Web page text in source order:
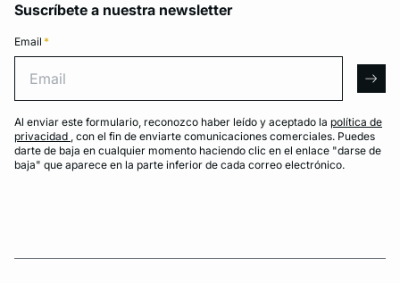
Suscríbete a nuestra newsletter
Email *
Al enviar este formulario, reconozco haber leído y aceptado la política de
privacidad , con el fin de enviarte comunicaciones comerciales. Puedes
darte de baja en cualquier momento haciendo clic en el enlace "darse de
baja" que aparece en la parte inferior de cada correo electrónico.